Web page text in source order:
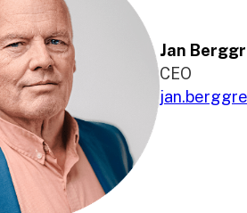
Jan
CEO